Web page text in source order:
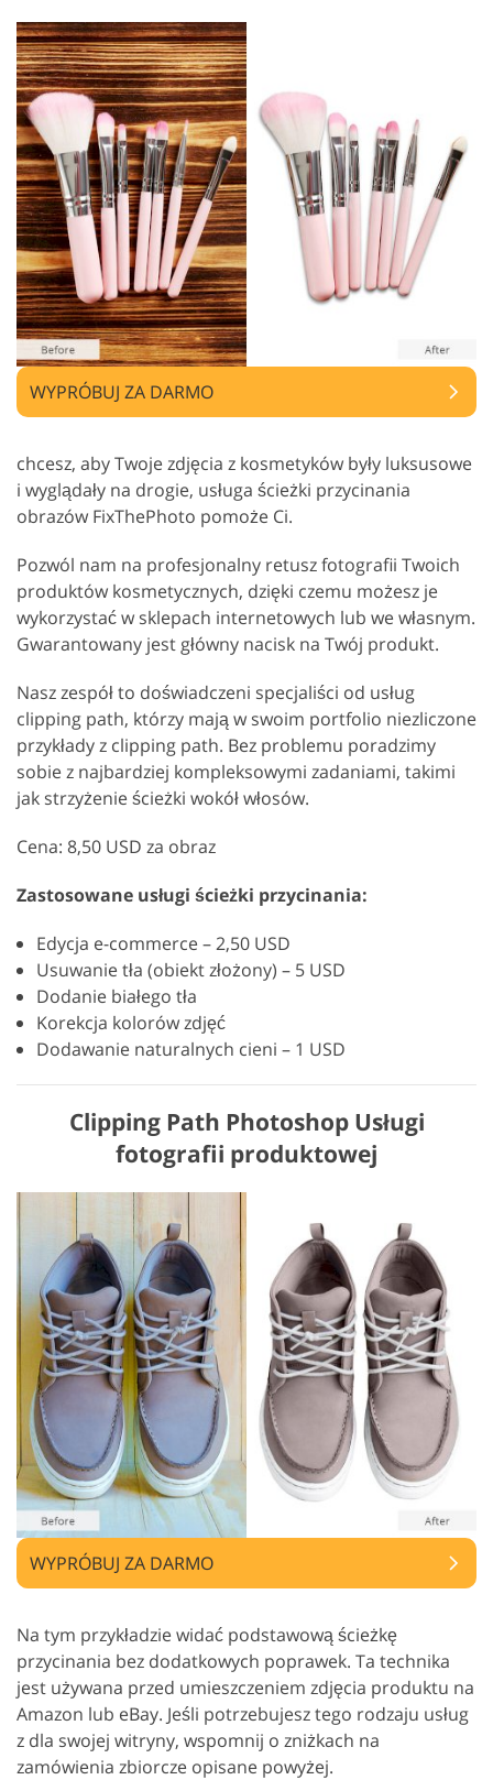
WYPRÓBUJ ZA DARMO
chcesz, aby Twoje zdjęcia z kosmetyków były luksusowe
i wyglądały na drogie, usługa ścieżki przycinania
obrazów FixThePhoto pomoże Ci.
Pozwól nam na profesjonalny retusz fotografii Twoich
produktów kosmetycznych, dzięki czemu możesz je
wykorzystać w sklepach internetowych lub we własnym.
Gwarantowany jest główny nacisk na Twój produkt.
Nasz zespół to doświadczeni specjaliści od usług
clipping path, którzy mają w swoim portfolio niezliczone
przykłady z clipping path. Bez problemu poradzimy
sobie z najbardziej kompleksowymi zadaniami, takimi
jak strzyżenie ścieżki wokół włosów.
Cena: 8,50 USD za obraz
Zastosowane usługi ścieżki przycinania:
Edycja e-commerce – 2,50 USD
Usuwanie tła (obiekt złożony) – 5 USD
Dodanie białego tła
Korekcja kolorów zdjęć
Dodawanie naturalnych cieni – 1 USD
Clipping Path Photoshop Usługi
fotografii produktowej
WYPRÓBUJ ZA DARMO
Na tym przykładzie widać podstawową ścieżkę
przycinania bez dodatkowych poprawek. Ta technika
jest używana przed umieszczeniem zdjęcia produktu na
Amazon lub eBay. Jeśli potrzebujesz tego rodzaju usług
z dla swojej witryny, wspomnij o zniżkach na
zamówienia zbiorcze opisane powyżej.